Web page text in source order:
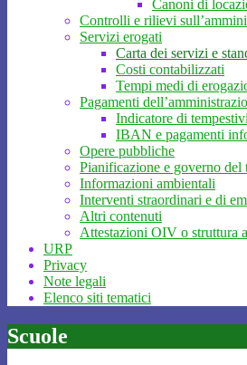
Canoni di
Controlli e rilievi
Servizi erogati
Carta dei servizi e
Costi contabilizzati
Tempi medi di
Pagamenti
Indicatore di
IBAN e pagamenti
Opere pubbliche
Pianificazione e governo del
Informazioni ambientali
Interventi straordinari e di
Altri contenuti
Attestazioni OIV o struttura
URP
Privacy
Note legali
Elenco siti tematici
Scuole